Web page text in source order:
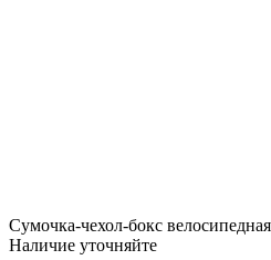
Сумочка-чехол-бокс
Наличие уточняйте